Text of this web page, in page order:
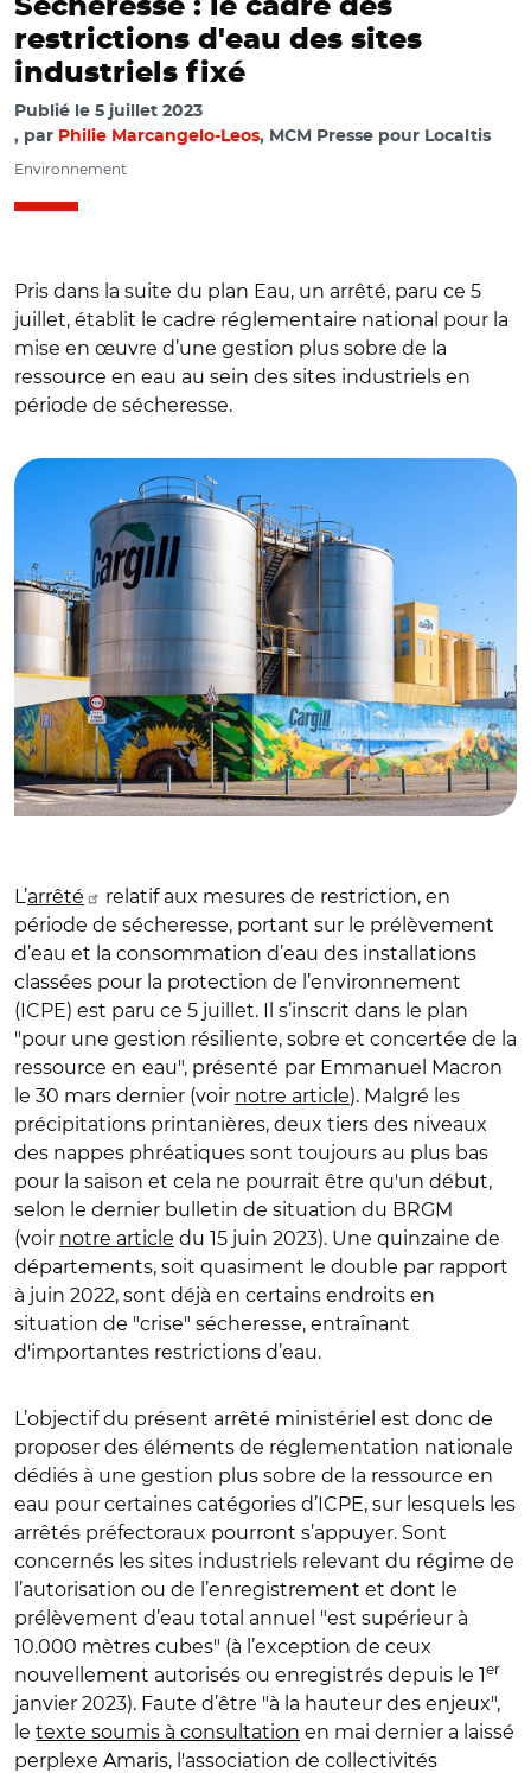
Sécheresse : le cadre des
restrictions d'eau des sites
industriels fixé
Publié le 5 juillet 2023
par Philie Marcangelo-Leos, MCM Presse pour Localtis
Environnement
Pris dans la suite du plan Eau, un arrêté, paru ce 5
juillet, établit le cadre réglementaire national pour la
mise en œuvre d’une gestion plus sobre de la
ressource en eau au sein des sites industriels en
période de sécheresse.
L’arrêté
relatif aux mesures de restriction, en
période de sécheresse, portant sur le prélèvement
d’eau et la consommation d’eau des installations
classées pour la protection de l’environnement
(ICPE) est paru ce 5 juillet. Il s’inscrit dans le plan
"pour une gestion résiliente, sobre et concertée de la
ressource en eau", présenté par Emmanuel Macron
le 30 mars dernier (voir notre article). Malgré les
précipitations printanières, deux tiers des niveaux
des nappes phréatiques sont toujours au plus bas
pour la saison et cela ne pourrait être qu'un début,
selon le dernier bulletin de situation du BRGM
(voir notre article du 15 juin 2023). Une quinzaine de
départements, soit quasiment le double par rapport
à juin 2022, sont déjà en certains endroits en
situation de "crise" sécheresse, entraînant
d'importantes restrictions d’eau.
L’objectif du présent arrêté ministériel est donc de
proposer des éléments de réglementation nationale
dédiés à une gestion plus sobre de la ressource en
eau pour certaines catégories d’ICPE, sur lesquels les
arrêtés préfectoraux pourront s’appuyer. Sont
concernés les sites industriels relevant du régime de
l’autorisation ou de l’enregistrement et dont le
prélèvement d’eau total annuel "est supérieur à
10.000 mètres cubes" (à l’exception de ceux
nouvellement autorisés ou enregistrés depuis le 1er
janvier 2023). Faute d’être "à la hauteur des enjeux",
le texte soumis à consultation en mai dernier a laissé
perplexe Amaris, l'association de collectivités